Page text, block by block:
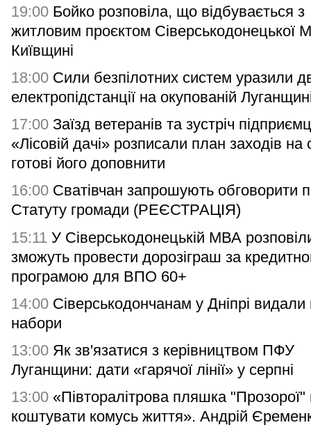
19:00 Бойко розповіла, що відбувається з
житловим проєктом Сіверськодонецької
Київщині
18:00 Сили безпілотних систем уразили
електропідстанції на окупованій
17:00 Заїзд ветеранів та зустріч
«Лісовій дачі» розписали план заходів на
готові його доповнити
16:00 Сватівчан запрошують обговорити
Статуту громади (РЕЄСТРАЦІЯ)
15:11 У Сіверськодонецькій МВА
зможуть провести дорозіграш за
програмою для ВПО 60+
14:00 Сіверськодончанам у Дніпрі видали
набори
13:00 Як зв'язатися з керівництвом ПФУ
Луганщини: дати «гарячої лінії» у серпні
13:00 «Півторалітрова пляшка
коштувати комусь життя». Андрій